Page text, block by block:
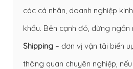
các cá nhân, doanh nghiệp
khẩu. Bên cạnh đó, đừng ngần
Shipping – đơn vị vận tải biển
thông quan chuyên nghiệp,